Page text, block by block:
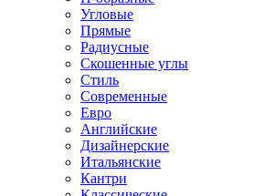
Угловые
Прямые
Радиусные
Скошенные углы
Стиль
Современные
Евро
Английские
Дизайнерские
Итальянские
Кантри